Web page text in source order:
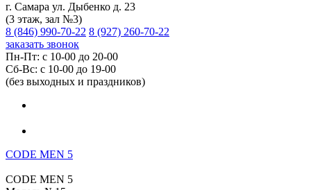
г. Самара ул. Дыбенко д. 23
(3 этаж, зал №3)
8 (846) 990-70-22 8 (927) 260-70-22
заказать звонок
Пн-Пт: с 10-00 до 20-00
Сб-Вс: с 10-00 до 19-00
(без выходных и праздников)
CODE MEN 5
CODE MEN 5